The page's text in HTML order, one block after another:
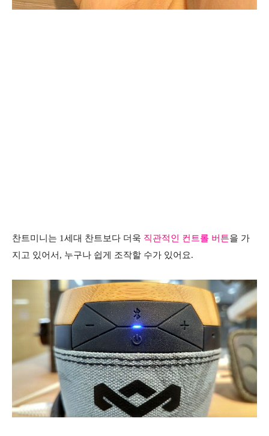
찬트미니는 1세대 찬트보다 더욱 직관적인 컨트롤 버튼을 가
지고 있어서, 누구나 쉽게 조작할 수가 있어요.